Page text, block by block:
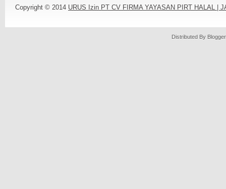
Copyright © 2014 URUS Izin PT CV FIRMA YAYASAN PIRT HALAL |
Distributed By